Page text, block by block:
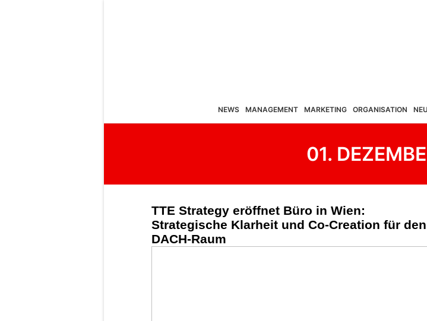
NEWS MANAGEMENT MARKETING ORGANISATION
01.
TTE Strategy eröffnet Büro in Wien:
Strategische Klarheit und Co-Creation für den
DACH-Raum